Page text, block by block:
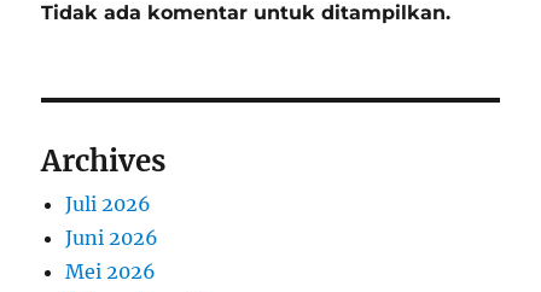
Tidak ada komentar untuk ditampilkan.
Archives
Juli 2026
Juni 2026
Mei 2026